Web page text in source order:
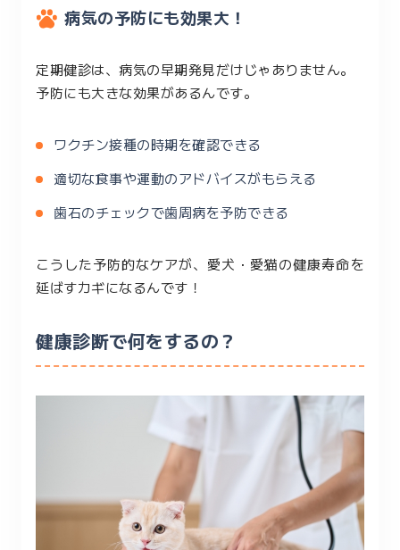
病気の予防にも効果大！
定期健診は、病気の早期発見だけじゃありません。
予防にも大きな効果があるんです。
ワクチン接種の時期を確認できる
適切な食事や運動のアドバイスがもらえる
歯石のチェックで歯周病を予防できる
こうした予防的なケアが、愛犬・愛猫の健康寿命を
延ばすカギになるんです！
健康診断で何をするの？